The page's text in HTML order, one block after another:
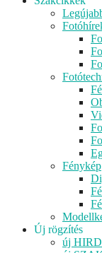
Fénykép
Új rögzítés
új